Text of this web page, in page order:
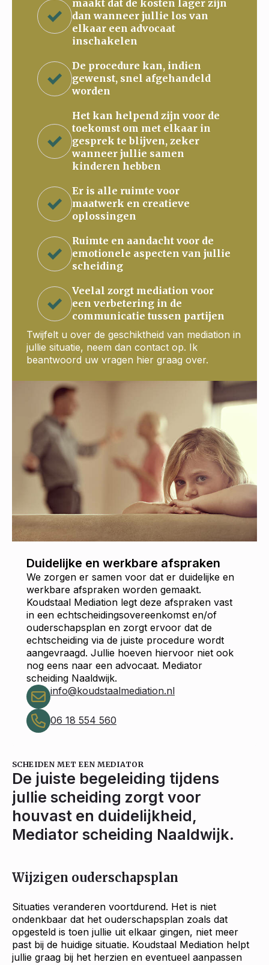
maakt dat de kosten lager zijn
dan wanneer jullie los van
elkaar een advocaat
inschakelen
De procedure kan, indien
gewenst, snel afgehandeld
worden
Het kan helpend zijn voor de
toekomst om met elkaar in
gesprek te blijven, zeker
wanneer jullie samen
kinderen hebben
Er is alle ruimte voor
maatwerk en creatieve
oplossingen
Ruimte en aandacht voor de
emotionele aspecten van jullie
scheiding
Veelal zorgt mediation voor
een verbetering in de
communicatie tussen partijen
Twijfelt u over de geschiktheid van mediation in
jullie situatie, neem dan contact op. Ik
beantwoord uw vragen hier graag over.
Duidelijke en werkbare afspraken
We zorgen er samen voor dat er duidelijke en
werkbare afspraken worden gemaakt.
Koudstaal Mediation legt deze afspraken vast
in een echtscheidingsovereenkomst en/of
ouderschapsplan en zorgt ervoor dat de
echtscheiding via de juiste procedure wordt
aangevraagd. Jullie hoeven hiervoor niet ook
nog eens naar een advocaat. Mediator
scheiding Naaldwijk.
info@koudstaalmediation.nl
06 18 554 560
SCHEIDEN MET EEN MEDIATOR
De juiste begeleiding tijdens
jullie scheiding zorgt voor
houvast en duidelijkheid,
Mediator scheiding Naaldwijk.
Wijzigen ouderschapsplan
Situaties veranderen voortdurend. Het is niet
ondenkbaar dat het ouderschapsplan zoals dat
opgesteld is toen jullie uit elkaar gingen, niet meer
past bij de huidige situatie. Koudstaal Mediation helpt
jullie graag bij het herzien en eventueel aanpassen